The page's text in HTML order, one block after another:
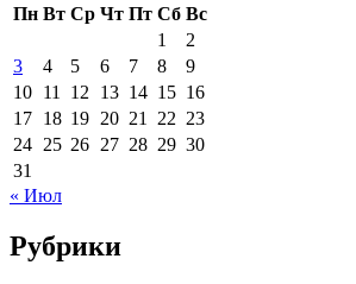
Пн Вт Ср Чт Пт Сб Вс
1
2
3
4 5 6 7 8
9
10 11 12 13 14 15 16
17 18 19 20 21 22 23
24 25 26 27 28 29 30
31
« Июл
Рубрики